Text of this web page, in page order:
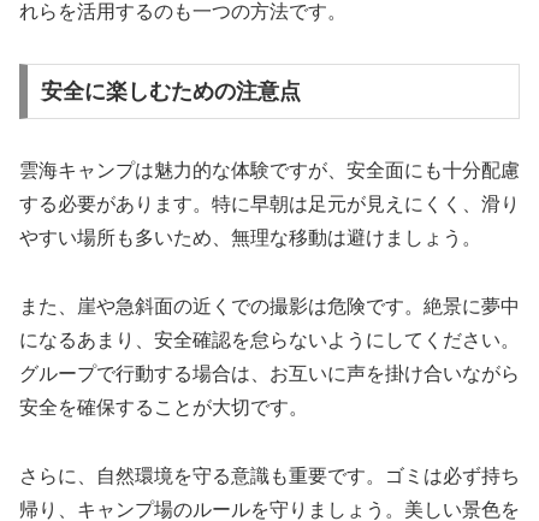
れらを活用するのも一つの方法です。
安全に楽しむための注意点
雲海キャンプは魅力的な体験ですが、安全面にも十分配慮
する必要があります。特に早朝は足元が見えにくく、滑り
やすい場所も多いため、無理な移動は避けましょう。
また、崖や急斜面の近くでの撮影は危険です。絶景に夢中
になるあまり、安全確認を怠らないようにしてください。
グループで行動する場合は、お互いに声を掛け合いながら
安全を確保することが大切です。
さらに、自然環境を守る意識も重要です。ゴミは必ず持ち
帰り、キャンプ場のルールを守りましょう。美しい景色を